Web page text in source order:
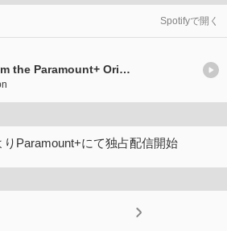
Spotifyで開く
Landman (From the Paramount+ Original Series)
りParamount+にて独占配信開始